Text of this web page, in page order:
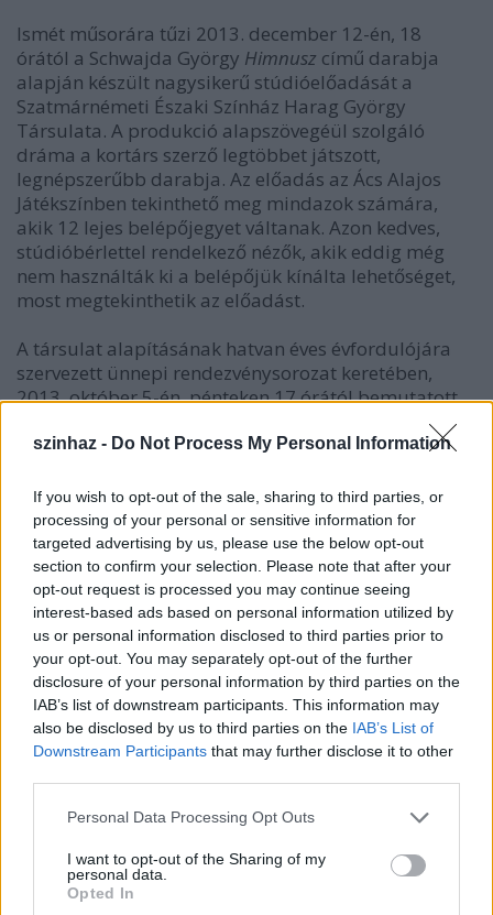
szinhaz - Do Not Process My Personal Information
If you wish to opt-out of the sale, sharing to third parties, or
processing of your personal or sensitive information for
targeted advertising by us, please use the below opt-out
section to confirm your selection. Please note that after your
opt-out request is processed you may continue seeing
interest-based ads based on personal information utilized by
us or personal information disclosed to third parties prior to
your opt-out. You may separately opt-out of the further
disclosure of your personal information by third parties on the
IAB’s list of downstream participants. This information may
also be disclosed by us to third parties on the IAB’s List of
Downstream Participants that may further disclose it to other
Please note that this website/app uses one or more Google
not limited to your visit or usage behaviour. You may click to
grant or deny consent to Google and its third-party tags to
use your data for below specified purposes in below Google
Personal Data Processing Opt Outs
I want to opt-out of the Sharing of my
personal data.
Opted In
Ismét műsorára tűzi 2013. december 12-én, 18
órától a Schwajda György Himnusz című darabja
alapján készült nagysikerű stúdióelőadását a
Szatmárnémeti Északi Színház Harag György
Társulata. A produkció alapszövegéül szolgáló
dráma a kortárs szerző legtöbbet játszott,
legnépszerűbb darabja. Az előadás az Ács Alajos
Játékszínben tekinthető meg mindazok számára,
akik 12 lejes belépőjegyet váltanak. Azon kedves,
stúdióbérlettel rendelkező nézők, akik eddig még
nem használták ki a belépőjük kínálta lehetőséget,
most megtekinthetik az előadást.
A társulat alapításának hatvan éves évfordulójára
szervezett ünnepi rendezvénysorozat keretében,
2013. október 5-én, pénteken 17 órától bemutatott
produkciót Csiki Zsolt vitte színre, szereplői pedig
Gaál Gyula és Gál Ágnes.
A Himnusz (vissza)fejlődéstörténet, amely egy végletekig